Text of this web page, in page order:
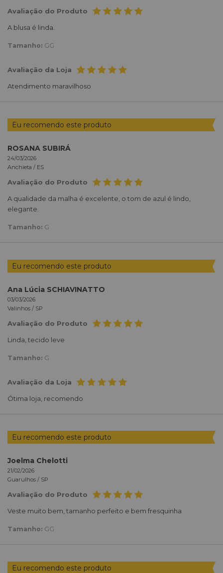
Avaliação do Produto
A blusa é linda.
Tamanho: GG
Avaliação da Loja
Atendimento maravilhoso
Eu recomendo este produto
ROSANA SUBIRÁ
24/03/2026
Anchieta / ES
Avaliação do Produto
A qualidade da malha é excelente, o tom de azul é lindo,
elegante.
Tamanho: G
Eu recomendo este produto
Ana Lúcia SCHIAVINATTO
03/03/2026
Valinhos / SP
Avaliação do Produto
Linda, tecido leve
Tamanho: G
Avaliação da Loja
Ótima loja, recomendo
Eu recomendo este produto
Joelma Chelotti
21/02/2026
Guarulhos / SP
Avaliação do Produto
Veste muito bem, tamanho perfeito e bem fresquinha
Tamanho: GG
Eu recomendo este produto